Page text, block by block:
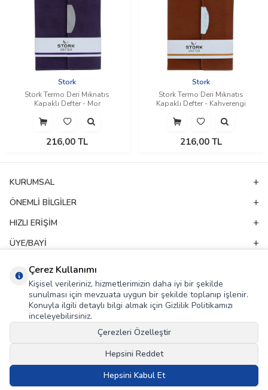
Stork
Stork Termo Deri Mıknatıs
Kapaklı Defter - Mor
216,00 TL
Stork
Stork Termo Deri Mıknatıs
Kapaklı Defter - Kahverengi
216,00TL
KURUMSAL
ÖNEMLI BILGILER
HIZLI ERIŞIM
ÜYE/BAYI
E-Bülten Aboneliği
Kampanya ve yeniliklerden haberdar olmak için e-bültenimize abone olun!
KVKK Sözleşmesi'ni, Okudum, Kabul Ediyorum.
Çerez Kullanımı
Kişisel verileriniz, hizmetlerimizin daha iyi bir şekilde
sunulması için mevzuata uygun bir şekilde toplanıp işlenir.
Konuyla ilgili detaylı bilgi almak için Gizlilik Politikamızı
inceleyebilirsiniz.
Çerezleri Özelleştir
Hepsini Reddet
Hepsini Kabul Et